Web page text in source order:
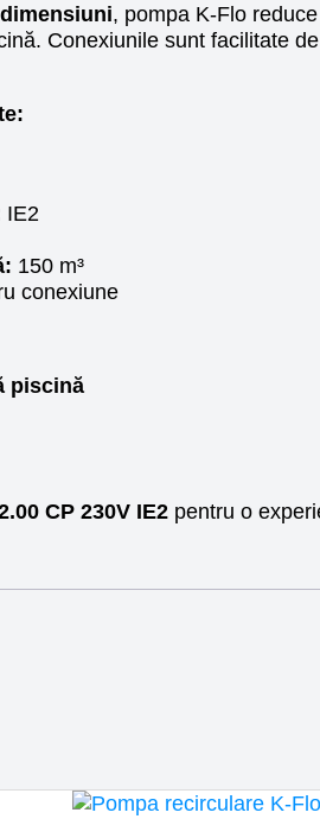
, pompa K-Flo
Conexiunile sunt facilitate
IE2
150 m³
conexiune
piscină
CP 230V IE2 pentru o